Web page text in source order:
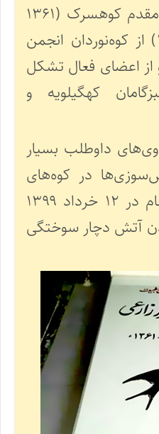
شهید البرز زارعی مقدم کوهسرک (۱۳۶۱
– ۳۰ خرداد ۱۳۹۹) از کوه‌نوردان انجمن
از اعضای فعال تشکل
کهگیلویه و
داوطلب بسیار
در کوه‌های
زاگرس بود. سرانجام در ۱۲ خرداد ۱۳۹۹
آتش دچار سوختگی